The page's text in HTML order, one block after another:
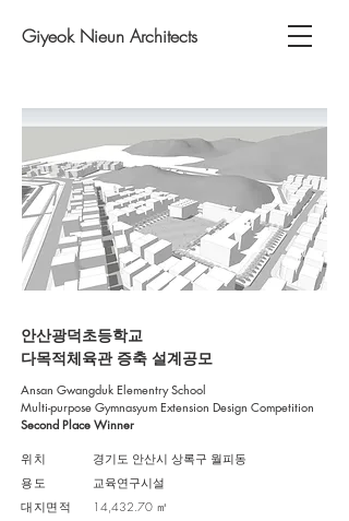
Giyeok Nieun Architects
안산광덕초등학교
​다목적체육관 증축 설계공모
Ansan Gwangduk Elementry School
Multi-purpose Gymnasyum Extension Design Competition
Second Place Winner
위치
용도
대지면적
​경기도 안산시 상록구 월피동
교육연구시설
14,432.70 ㎡